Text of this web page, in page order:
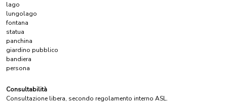
lago
lungolago
fontana
statua
panchina
giardino pubblico
bandiera
persona
Consultabilità
Consultazione libera, secondo regolamento interno ASL.